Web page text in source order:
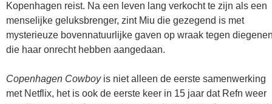
Kopenhagen reist. Na een leven lang verkocht te zijn als een
menselijke geluksbrenger, zint Miu die gezegend is met
mysterieuze bovennatuurlijke gaven op wraak tegen
die haar onrecht hebben aangedaan.
Copenhagen Cowboy is niet alleen de eerste samenwerking
met Netflix, het is ook de eerste keer in 15 jaar dat Refn weer